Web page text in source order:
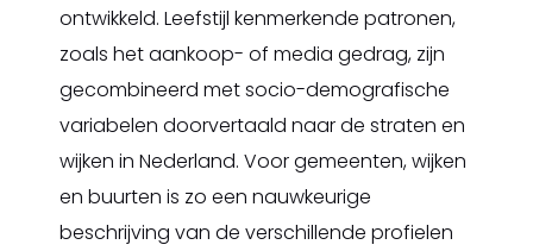
ontwikkeld. Leefstijl kenmerkende patronen,
zoals het aankoop- of media gedrag, zijn
gecombineerd met socio-demografische
variabelen doorvertaald naar de straten en
wijken in Nederland. Voor gemeenten, wijken
en buurten is zo een nauwkeurige
beschrijving van de verschillende profielen